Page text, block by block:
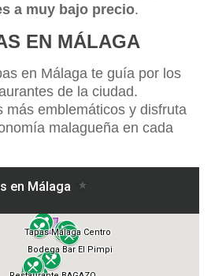
a muy bajo precio.
EN MÁLAGA
en Málaga te guía por los
de la ciudad.
más emblemáticos y disfruta
malagueña en cada